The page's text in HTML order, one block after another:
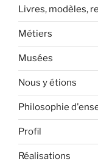
Livres, modèles,
Métiers
Musées
Nous y étions
Philosophie
Profil
Réalisations